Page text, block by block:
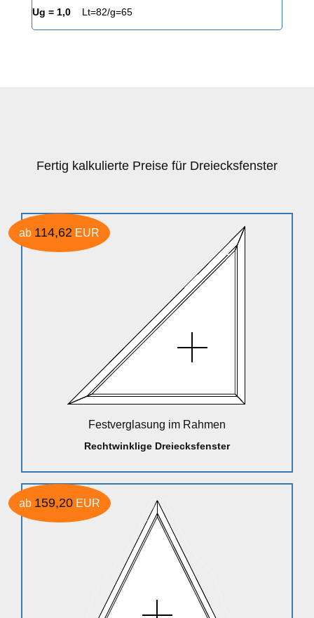
Ug = 1,0 Lt=82/g=65
Fertig kalkulierte Preise für Dreiecksfenster
Festverglasung im Rahmen
Rechtwinklige Dreiecksfenster
ab 114,62 EUR
ab 159,20 EUR